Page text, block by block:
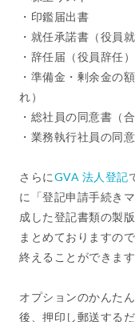
・印鑑届出書
・就任承諾書（役員
・辞任届（役員辞任）
・準備金・剰余金の
れ）
・総社員の同意書（合
・業務執行社員の同
さらにGVA 法人登記
に「登記申請手続き
成した登記書類の製
まとめておりますの
終えることができます
オプションのかんた
後、押印し郵送する